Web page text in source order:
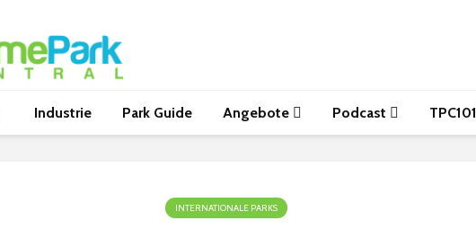
Industrie Park Guide Angebote Podcast TPC101
INTERNATIONALE PARKS